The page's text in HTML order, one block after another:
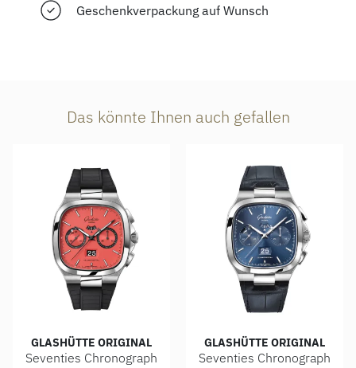
Geschenkverpackung auf Wunsch
Das könnte Ihnen auch gefallen
GLASHÜTTE ORIGINAL
Seventies Chronograph
GLASHÜTTE ORIGINAL
Seventies Chronograph